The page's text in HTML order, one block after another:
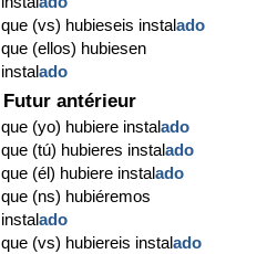
que (vs) hubieseis instalado
que (ellos) hubiesen
instalado
Futur antérieur
que (yo) hubiere instalado
que (tú) hubieres instalado
que (él) hubiere instalado
que (ns) hubiéremos
instalado
que (vs) hubiereis instalado